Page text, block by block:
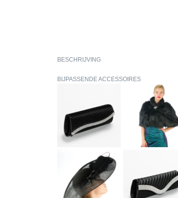
BESCHRIJVING
BIJPASSENDE ACCESSOIRES